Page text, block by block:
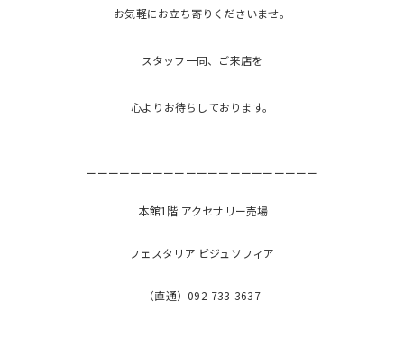
お気軽にお立ち寄りくださいませ。
スタッフ一同、ご来店を
心よりお待ちしております。
ーーーーーーーーーーーーーーーーーーーーー
本館1階 アクセサリー売場
フェスタリア ビジュソフィア
（直通）092-733-3637